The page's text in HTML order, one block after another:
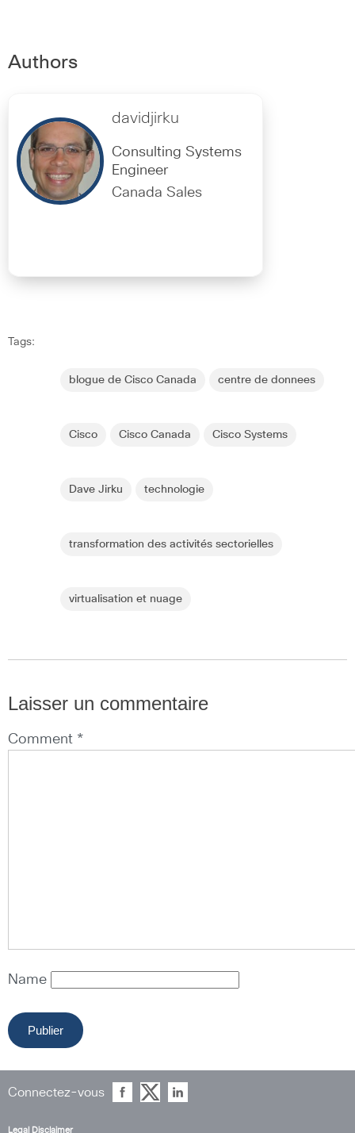
Authors
davidjirku
Consulting Systems
Engineer
Canada Sales
Tags:
blogue de Cisco Canada centre de donnees
Cisco Cisco Canada Cisco Systems
Dave Jirku technologie
transformation des activités sectorielles
virtualisation et nuage
Laisser un commentaire
Comment *
Name
Connectez-vous
Legal Disclaimer